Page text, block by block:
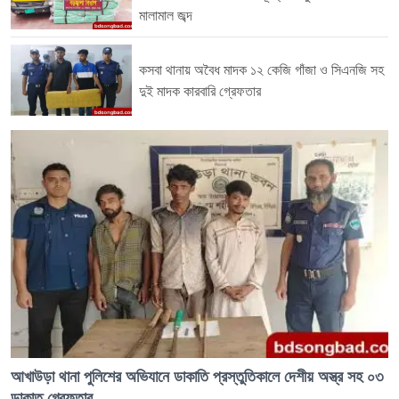
না হওয়া পর্যন্ত অভিযান অব্যাহত থাকবে বলে আশ্বস্ত করেছেন আখাউড়া থানা অফিসার
ইনচার্জ ওসি জাবেদ উল ইসলাম।
মালামাল জব্দ
কসবা থানায় অবৈধ মাদক ১২ কেজি গাঁজা ও সিএনজি সহ
দুই মাদক কারবারি গ্রেফতার
আখাউড়া থানা পুলিশের অভিযানে ডাকাতি প্রস্তুতিকালে দেশীয় অস্ত্র সহ ০৩